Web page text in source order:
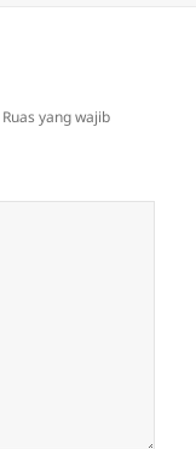
Ruas yang wajib